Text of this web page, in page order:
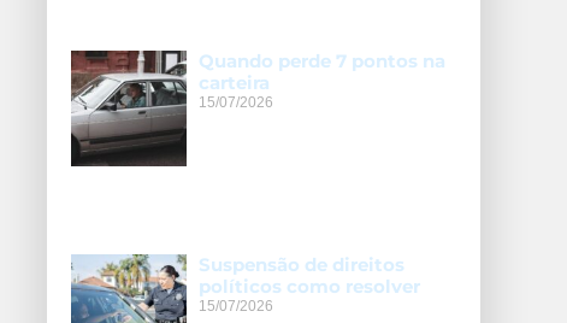
Quando perde 7 pontos na
carteira
15/07/2026
Suspensão de direitos
políticos como resolver
15/07/2026